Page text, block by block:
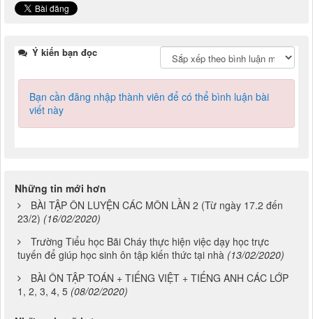
Ý kiến bạn đọc
Bạn cần đăng nhập thành viên để có thể bình luận bài
viết này
Những tin mới hơn
BÀI TẬP ÔN LUYỆN CÁC MÔN LẦN 2 (Từ ngày 17.2 đến
23/2) (16/02/2020)
Trường Tiểu học Bãi Cháy thực hiện việc dạy học trực
tuyến để giúp học sinh ôn tập kiến thức tại nhà (13/02/2020)
BÀI ÔN TẬP TOÁN + TIẾNG VIỆT + TIẾNG ANH CÁC LỚP
1, 2, 3, 4, 5 (08/02/2020)